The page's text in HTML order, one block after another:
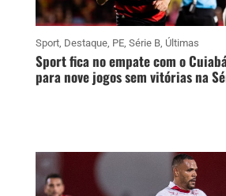
Sport, Destaque, PE, Série B, Últimas
Sport fica no empate com o
para nove jogos sem vitórias na